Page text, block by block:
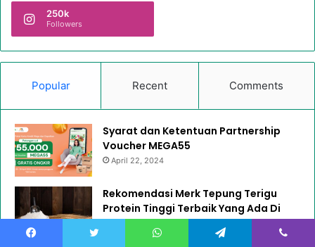
250k
Followers
Popular Recent Comments
Syarat dan Ketentuan Partnership
Voucher MEGA55
April 22, 2024
Rekomendasi Merk Tepung Terigu
Protein Tinggi Terbaik Yang Ada Di
Pasaran
December 7, 2023